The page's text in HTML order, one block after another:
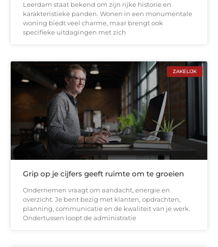
Leerdam staat bekend om zijn rijke historie en
karakteristieke panden. Wonen in een monumentale
woning biedt veel charme, maar brengt ook
specifieke uitdagingen met zich
ZAKELIJK
Grip op je cijfers geeft ruimte om te groeien
Ondernemen vraagt om aandacht, energie en
overzicht. Je bent bezig met klanten, opdrachten,
planning, communicatie en de kwaliteit van je werk.
Ondertussen loopt de administratie